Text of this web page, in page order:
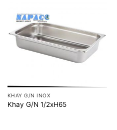
KHAY G/N INOX
Khay G/N 1/2xH65